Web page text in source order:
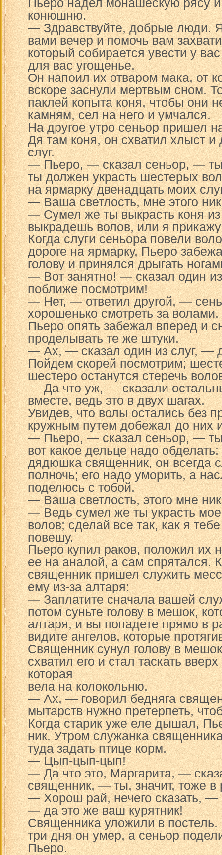
Пьеро надел монашескую рясу и
конюшню.
— Здравствуйте, добрые люди.
вами вечер и помочь вам
который собирается увести у
для вас угощенье.
Он напоил их отваром мака, от
вскоре заснули мертвым сном.
паклей копыта коня, чтобы они
камням, сел на него и умчался.
На другое утро сеньор пришел
Дя там коня, он схватил хлыст и
слуг.
— Пьеро, — сказал сеньор, — ты
ты должен украсть шестерых
на ярмарку двенадцать моих
— Ваша светлость, мне этого
— Сумел же ты выкрасть коня
выкрадешь волов, или я прикажу
Когда слуги сеньора повели
дороге на ярмарку, Пьеро
голову и принялся дрыгать
— Вот занятно! — сказал один
поближе посмотрим!
— Нет, — ответил другой, —
хорошенько смотреть за волами.
Пьеро опять забежал вперед и
проделывать те же штуки.
— Ах, — сказал один из слуг, —
Пойдем скорей посмотрим;
шестеро останутся стеречь
— Да что уж, — сказали
вместе, ведь это в двух шагах.
Увидев, что волы остались без
кружным путем добежал до них
— Пьеро, — сказал сеньор, — ты
вот какое дельце надо
дядюшка священник, он всегда
полночь; его надо уморить, а
поделюсь с тобой.
— Ваша светлость, этого мне
— Ведь сумел же ты украсть
волов; сделай все так, как я
повешу.
Пьеро купил раков, положил их
ее на аналой, а сам спрятался.
священник пришел служить
ему из-за алтаря:
— Заплатите сначала вашей
потом суньте голову в мешок,
алтаря, и вы попадете прямо в
видите ангелов, которые
Священник сунул голову в
схватил его и стал таскать
которая
вела на колокольню.
— Ах, — говорил бедняга
мытарств нужно претерпеть,
Когда старик уже еле дышал,
ник. Утром служанка
туда задать птице корм.
— Цып-цып-цып!
— Да что это, Маргарита, —
священник, — ты, значит, тоже в
— Хорош рай, нечего сказать, —
— да это же ваш курятник!
Священника уложили в постель.
три дня он умер, а сеньор
Пьеро.